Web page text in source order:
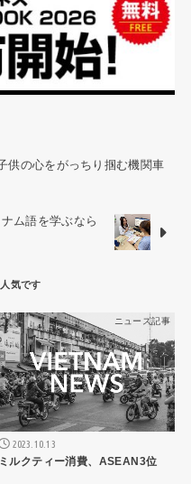
供の心をがっちり掴む機関車
ム語を学ぶなら
ニュース記事
2023.10.13
ミルクティー消費、ASEAN3位